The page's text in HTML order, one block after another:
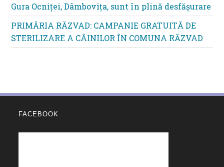
Gura Ocniței, Dâmbovița, sunt în plină desfășurare
PRIMĂRIA RĂZVAD: CAMPANIE GRATUITĂ DE
STERILIZARE A CÂINILOR ÎN COMUNA RĂZVAD
FACEBOOK